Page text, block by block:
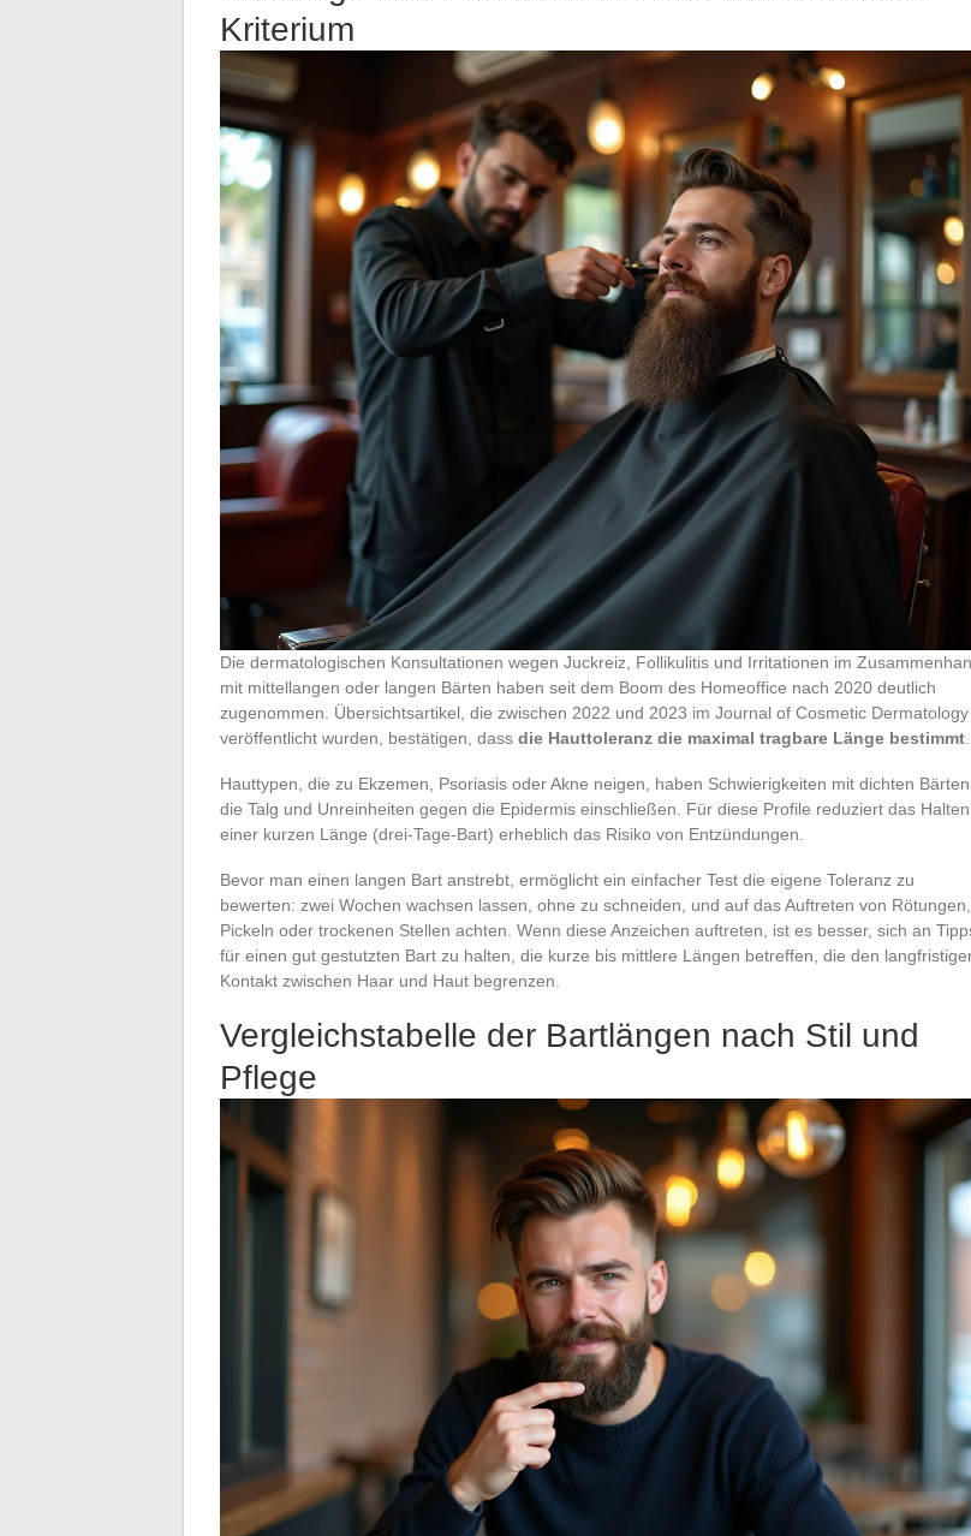
Kriterium
Die dermatologischen Konsultationen wegen Juckreiz, Follikulitis und Irritationen im
mit mittellangen oder langen Bärten haben seit dem Boom des Homeoffice nach 2020 deutlich
zugenommen. Übersichtsartikel, die zwischen 2022 und 2023 im Journal of Cosmetic Dermatology
veröffentlicht wurden, bestätigen, dass die Hauttoleranz die maximal tragbare Länge bestimmt.
Hauttypen, die zu Ekzemen, Psoriasis oder Akne neigen, haben Schwierigkeiten mit dichten
die Talg und Unreinheiten gegen die Epidermis einschließen. Für diese Profile reduziert das Halten
einer kurzen Länge (drei-Tage-Bart) erheblich das Risiko von Entzündungen.
Bevor man einen langen Bart anstrebt, ermöglicht ein einfacher Test die eigene Toleranz zu
bewerten: zwei Wochen wachsen lassen, ohne zu schneiden, und auf das Auftreten von Rötungen,
Pickeln oder trockenen Stellen achten. Wenn diese Anzeichen auftreten, ist es besser, sich an
für einen gut gestutzten Bart zu halten, die kurze bis mittlere Längen betreffen, die den
Kontakt zwischen Haar und Haut begrenzen.
Vergleichstabelle der Bartlängen nach Stil und
Pflege